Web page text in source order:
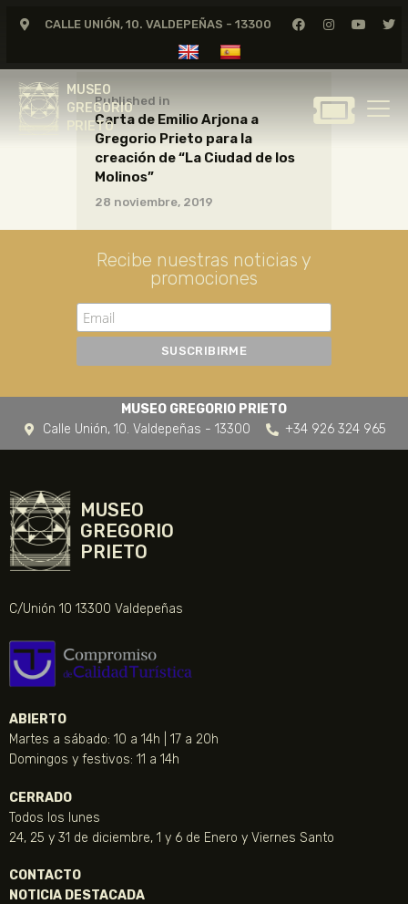
CALLE UNIÓN, 10. VALDEPEÑAS - 13300
MUSEO
GREGORIO
PRIETO
MUSEO
GREGORIO
GREGORIO PRIETO
MUSEO
ARCHIVO
CERTAMEN DE DIBUJO
FUNDACIÓN
NOTICIAS
Published in
Carta de Emilio Arjona a
Gregorio Prieto para la
creación de “La Ciudad de los
Molinos”
28 noviembre, 2019
Recibe nuestras noticias y
promociones
MUSEO GREGORIO PRIETO
Calle Unión, 10. Valdepeñas - 13300
+34 926 324 965
MUSEO
GREGORIO
PRIETO
C/Unión 10 13300 Valdepeñas
ABIERTO
Martes a sábado: 10 a 14h | 17 a 20h
Domingos y festivos: 11 a 14h
CERRADO
Todos los lunes
24, 25 y 31 de diciembre, 1 y 6 de Enero y Viernes Santo
CONTACTO
NOTICIA DESTACADA